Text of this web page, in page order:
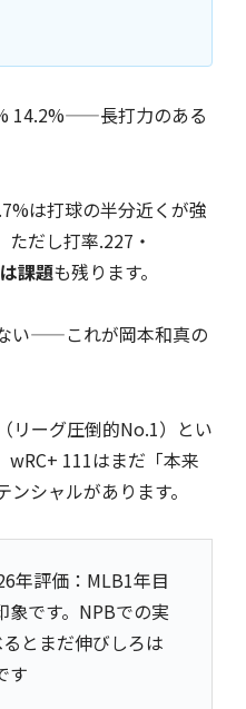
14.2%——長打力のある
は打球の半分近くが強
だし打率.227・
課題も残ります。
い——これが岡本和真の
（リーグ圧倒的No.1）とい
wRC+ 111はまだ「本来
シャルがあります。
年評価：MLB1年目
象です。NPBでの実
とまだ伸びしろは
す